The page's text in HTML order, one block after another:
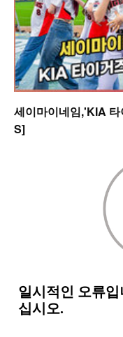
세이마이네임,'KIA
S]